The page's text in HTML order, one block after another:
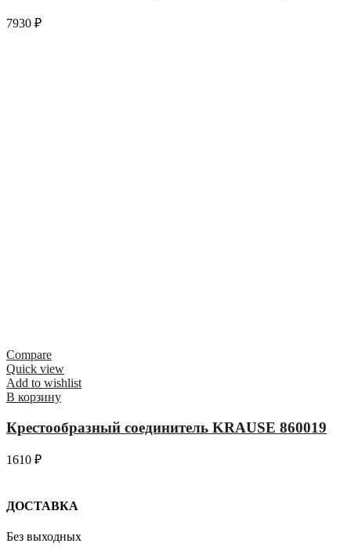
7930 ₽
Compare
Quick view
Add to wishlist
В корзину
Крестообразный соединитель KRAUSE 860019
1610 ₽
ДОСТАВКА
Без выходных